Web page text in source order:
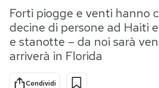
Tecnologia
Internet
Scienza
Cultura
Economia
Forti piogge e venti hanno
decine di persone ad Haiti
e stanotte – da noi sarà
arriverà in Florida
Condividi